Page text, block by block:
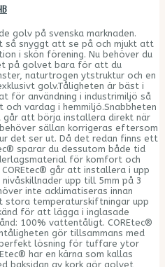
golv på svenska marknaden.
snyggt att se på och mjukt att
i skön förening. Nu behöver du
på golvet bara för att du
naturtrogen ytstruktur och en
golv.Tåligheten är bäst i
för användning i industrimiljö så
vardag i hemmiljö.Snabbheten
går att börja installera direkt när
sällan korrigeras eftersom
det ser ut. Då det redan finns ett
sparar du dessutom både tid
för komfort och
COREtec® går att installera i upp
upp till 5mm på 3
inte acklimatiseras innan
stora temperaturskiftningar upp
för att lägga i inglasade
100% vattentåligt. COREtec®
gör tillsammans med
lösning för tuffare ytor
har en kärna som kallas
baksidan av kork gör golvet